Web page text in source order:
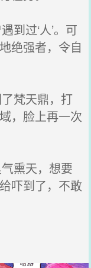
到过‘人’。可
绝强者，令自
梵天鼎，打
，脸上再一次
熏天，想要
吓到了，不敢